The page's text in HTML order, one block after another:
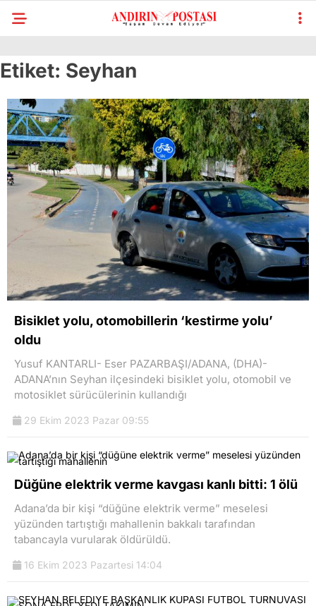
Etiket: Seyhan
Bisiklet yolu, otomobillerin ‘kestirme yolu’
oldu
Yusuf KANTARLI- Eser PAZARBAŞI/ADANA, (DHA)-
ADANA’nın Seyhan ilçesindeki bisiklet yolu, otomobil ve
motosiklet sürücülerinin kullandığı
29 Ekim 2023 Pazar 09:55
Düğüne elektrik verme kavgası kanlı bitti: 1 ölü
Adana’da bir kişi “düğüne elektrik verme” meselesi
yüzünden tartıştığı mahallenin bakkalı tarafından
tabancayla vurularak öldürüldü.
16 Ekim 2023 Pazartesi 14:04